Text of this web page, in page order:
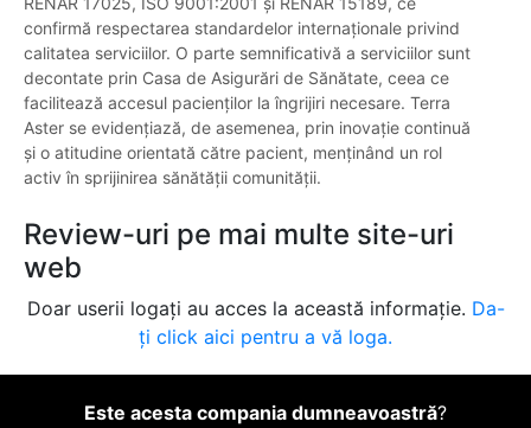
confirmă respectarea standardelor internaționale privind
calitatea serviciilor. O parte semnificativă a serviciilor sunt
decontate prin Casa de Asigurări de Sănătate, ceea ce
facilitează accesul pacienților la îngrijiri necesare. Terra
Aster se evidențiază, de asemenea, prin inovație continuă
și o atitudine orientată către pacient, menținând un rol
activ în sprijinirea sănătății comunității.
Review-uri pe mai multe site-uri
web
Doar userii logați au acces la această informație. Da-
ți click aici pentru a vă loga.
Este acesta compania dumneavoastră?